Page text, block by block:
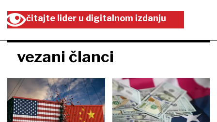
čitajte lider u digitalnom izdanju
vezani članci